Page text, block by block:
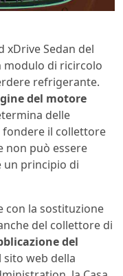
xDrive Sedan del
modulo di ricircolo
refrigerante.
del motore
delle
il collettore
non può essere
un principio di
con la sostituzione
del collettore di
del
sito web della